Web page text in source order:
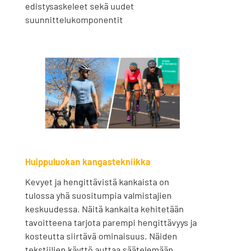
edistysaskeleet sekä uudet
suunnittelukomponentit
Huippuluokan kangastekniikka
Kevyet ja hengittävistä kankaista on
tulossa yhä suositumpia valmistajien
keskuudessa. Näitä kankaita kehitetään
tavoitteena tarjota parempi hengittävyys ja
kosteutta siirtävä ominaisuus. Näiden